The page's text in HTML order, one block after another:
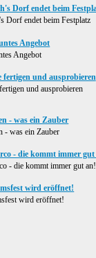
Dorf endet beim Festplatz
Angebot
und ausprobieren
- was ein Zauber
- die kommt immer gut an!
wird eröffnet!